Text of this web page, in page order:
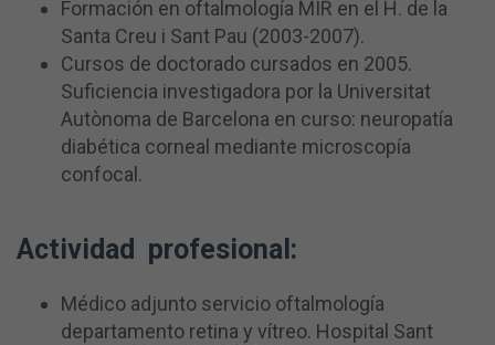
Formación en oftalmología MIR en el H. de la
Santa Creu i Sant Pau (2003-2007).
Cursos de doctorado cursados en 2005.
Suficiencia investigadora por la Universitat
Autònoma de Barcelona en curso: neuropatía
diabética corneal mediante microscopía
confocal.
Actividad profesional:
Médico adjunto servicio oftalmología
departamento retina y vítreo. Hospital Sant